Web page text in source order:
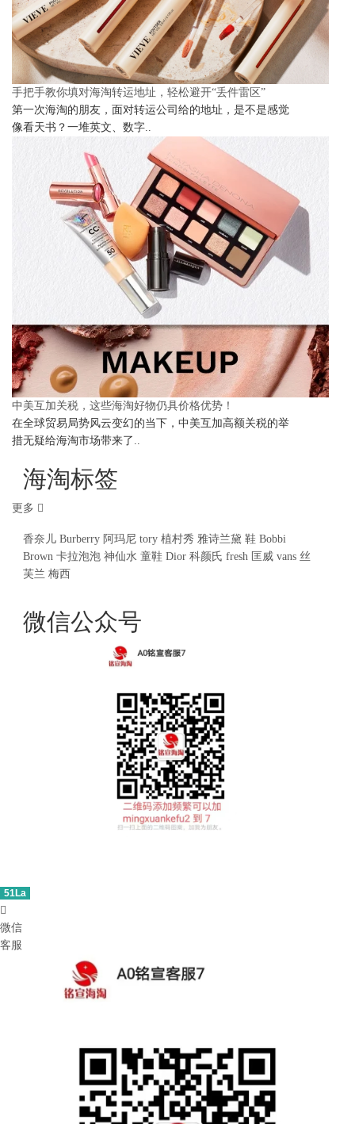
手把手教你填对海淘转运地址，轻松避开“丢件雷区”
第一次海淘的朋友，面对转运公司给的地址，是不是感觉
像看天书？一堆英文、数字..
中美互加关税，这些海淘好物仍具价格优势！
在全球贸易局势风云变幻的当下，中美互加高额关税的举
措无疑给海淘市场带来了..
海淘标签
更多
香奈儿 Burberry 阿玛尼 tory 植村秀 雅诗兰黛 鞋 Bobbi
Brown 卡拉泡泡 神仙水 童鞋 Dior 科颜氏 fresh 匡威 vans 丝
芙兰 梅西
微信公众号
51La

微信
客服